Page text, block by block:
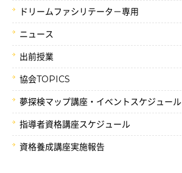
ドリームファシリテータ－専用
ニュース
出前授業
協会TOPICS
夢探検マップ講座・イベントスケジュール
指導者資格講座スケジュール
資格養成講座実施報告